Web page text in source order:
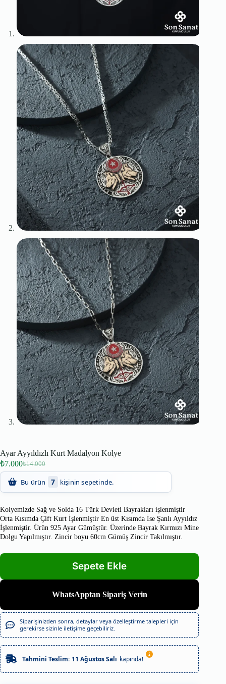
Ayar Ayyıldızlı Kurt Madalyon Kolye
₺14.000
₺7.000
Bu ürün 7 kişinin sepetinde.
Kolyemizde Sağ ve Solda 16 Türk Devleti Bayrakları işlenmiştir
Orta Kısımda Çift Kurt İşlenmiştir En üst Kısımda İse Şanlı Ayyıldız
İşlenmiştir. Ürün 925 Ayar Gümüştür. Üzerinde Bayrak Kırmızı Mine
Dolgu Yapılmıştır. Zincir boyu 60cm Gümüş Zincir Takılmıştır.
WhatsApptan Sipariş Verin
Siparişinizden sonra, detaylar veya özelleştirme talepleri için
gerekirse sizinle iletişime geçebiliriz.
Tahmini Teslim: 11 Ağustos Salı kapında!